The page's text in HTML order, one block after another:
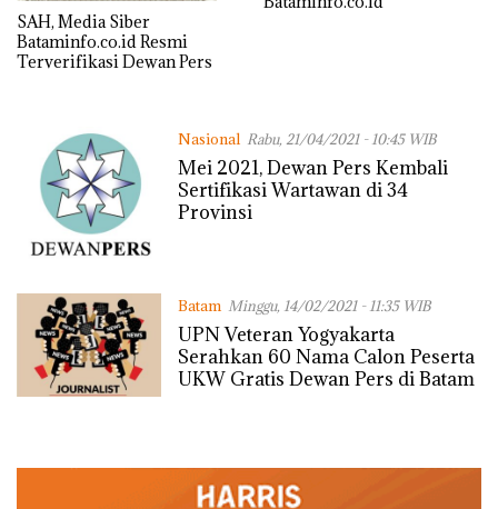
SAH, Media Siber
Bataminfo.co.id Resmi
Terverifikasi Dewan Pers
Nasional Rabu, 21/04/2021 - 10:45 WIB
Mei 2021, Dewan Pers Kembali
Sertifikasi Wartawan di 34
Provinsi
Batam Minggu, 14/02/2021 - 11:35 WIB
UPN Veteran Yogyakarta
Serahkan 60 Nama Calon Peserta
UKW Gratis Dewan Pers di Batam